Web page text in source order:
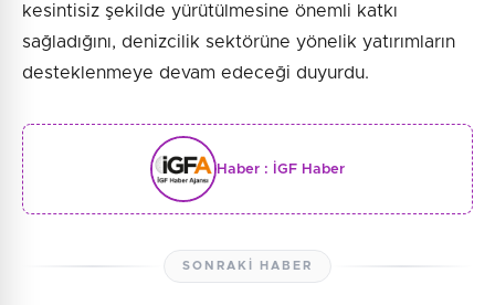
kesintisiz şekilde yürütülmesine önemli katkı
sağladığını, denizcilik sektörüne yönelik yatırımların
desteklenmeye devam edeceği duyurdu.
Haber : İGF Haber
SONRAKI HABER